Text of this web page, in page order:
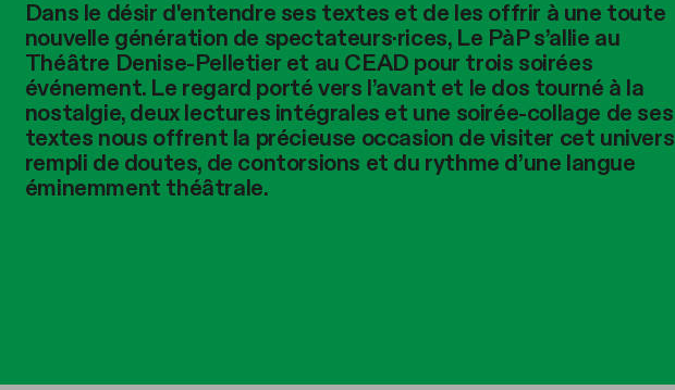
Dans le désir d'entendre ses textes et de les offrir à une toute
nouvelle génération de spectateurs·rices, Le PàP s’allie au
Théâtre Denise‑Pelletier et au CEAD pour trois soirées
événement. Le regard porté vers l’avant et le dos tourné à la
nostalgie, deux lectures intégrales et une soirée-collage de ses
textes nous offrent la précieuse occasion de visiter cet univers
rempli de doutes, de contorsions et du rythme d’une langue
éminemment théâtrale.